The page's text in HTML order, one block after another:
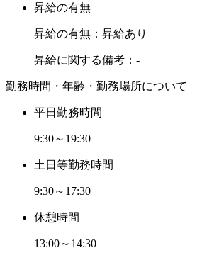
昇給の有無
昇給の有無：昇給あり
昇給に関する備考：-
勤務時間・年齢・勤務場所について
平日勤務時間
9:30～19:30
土日等勤務時間
9:30～17:30
休憩時間
13:00～14:30